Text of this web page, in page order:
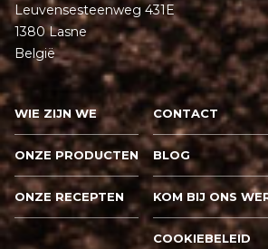
Leuvensesteenweg 431E
1380 Lasne
België
WIE ZIJN WE
ONZE PRODUCTEN
ONZE RECEPTEN
CONTACT
BLOG
KOM BIJ ONS
COOKIEBELEID